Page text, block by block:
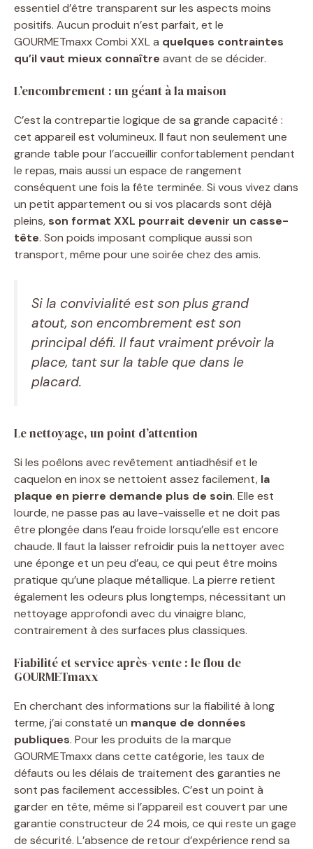
essentiel d’être transparent sur les aspects moins
positifs. Aucun produit n’est parfait, et le
GOURMETmaxx Combi XXL a quelques contraintes
qu’il vaut mieux connaître avant de se décider.
L’encombrement : un géant à la maison
C’est la contrepartie logique de sa grande capacité :
cet appareil est volumineux. Il faut non seulement une
grande table pour l’accueillir confortablement pendant
le repas, mais aussi un espace de rangement
conséquent une fois la fête terminée. Si vous vivez dans
un petit appartement ou si vos placards sont déjà
pleins, son format XXL pourrait devenir un casse-
tête. Son poids imposant complique aussi son
transport, même pour une soirée chez des amis.
Si la convivialité est son plus grand
atout, son encombrement est son
principal défi. Il faut vraiment prévoir la
place, tant sur la table que dans le
placard.
Le nettoyage, un point d’attention
Si les poêlons avec revêtement antiadhésif et le
caquelon en inox se nettoient assez facilement, la
plaque en pierre demande plus de soin. Elle est
lourde, ne passe pas au lave-vaisselle et ne doit pas
être plongée dans l’eau froide lorsqu’elle est encore
chaude. Il faut la laisser refroidir puis la nettoyer avec
une éponge et un peu d’eau, ce qui peut être moins
pratique qu’une plaque métallique. La pierre retient
également les odeurs plus longtemps, nécessitant un
nettoyage approfondi avec du vinaigre blanc,
contrairement à des surfaces plus classiques.
Fiabilité et service après-vente : le flou de
GOURMETmaxx
En cherchant des informations sur la fiabilité à long
terme, j’ai constaté un manque de données
publiques. Pour les produits de la marque
GOURMETmaxx dans cette catégorie, les taux de
défauts ou les délais de traitement des garanties ne
sont pas facilement accessibles. C’est un point à
garder en tête, même si l’appareil est couvert par une
garantie constructeur de 24 mois, ce qui reste un gage
de sécurité. L’absence de retour d’expérience rend sa